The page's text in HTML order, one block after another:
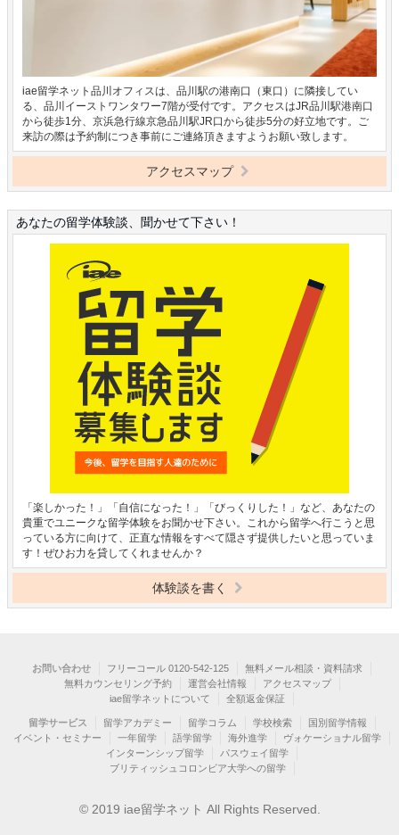
iae留学ネット品川オフィスは、品川駅の港南口（東口）に隣接してい
る、品川イーストワンタワー7階が受付です。アクセスはJR品川駅港南口
から徒歩1分、京浜急行線京急品川駅JR口から徒歩5分の好立地です。ご
来訪の際は予約制につき事前にご連絡頂きますようお願い致します。
アクセスマップ
あなたの留学体験談、聞かせて下さい！
「楽しかった！」「自信になった！」「びっくりした！」など、あなたの
貴重でユニークな留学体験をお聞かせ下さい。これから留学へ行こうと思
っている方に向けて、正直な情報をすべて隠さず提供したいと思っていま
す！ぜひお力を貸してくれませんか？
体験談を書く
お問い合わせ フリーコール 0120-542-125
無料メール相談・資料請求
無料カウンセリング予約
運営会社情報
アクセスマップ
iae留学ネットについて
全額返金保証
留学サービス 留学アカデミー 留学コラム 学校検索
国別留学情報
イベント・セミナー
一年留学 語学留学 海外進学
ヴォケーショナル留学
インターンシップ留学
パスウェイ留学
ブリティッシュコロンビア大学への留学
© 2019 iae留学ネット All Rights Reserved.